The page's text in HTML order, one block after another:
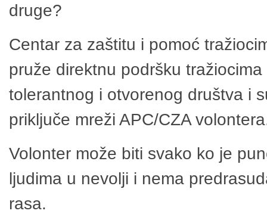
druge?
Centar za zaštitu i pomoć
pruže direktnu podršku
tolerantnog i otvorenog društva i
priključe mreži APC/CZA
Volonter može biti svako ko je
ljudima u nevolji i nema
rasa.